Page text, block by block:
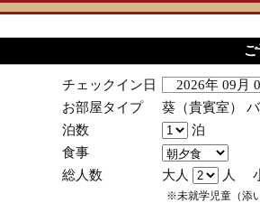
チェックイン日
2026年 09
お部屋タイプ
葵（貴賓室）
泊数
泊
食事
総人数
大人 人
※未就学児童（添